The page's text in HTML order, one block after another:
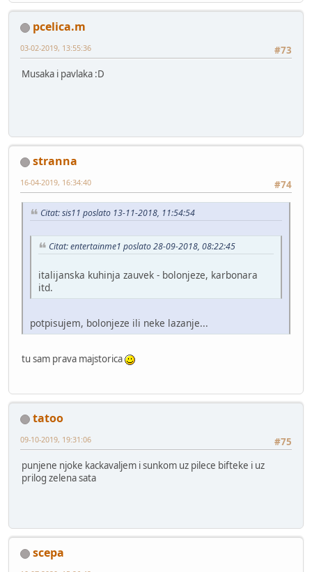
pcelica.m
#73
03-02-2019, 13:55:36
Musaka i pavlaka :D
stranna
#74
16-04-2019, 16:34:40
Citat: sis11 poslato 13-11-2018, 11:54:54
Citat: entertainme1 poslato 28-09-2018, 08:22:45
italijanska kuhinja zauvek - bolonjeze, karbonara
itd.
potpisujem, bolonjeze ili neke lazanje...
tu sam prava majstorica
tatoo
#75
09-10-2019, 19:31:06
punjene njoke kackavaljem i sunkom uz pilece bifteke i uz
prilog zelena sata
scepa